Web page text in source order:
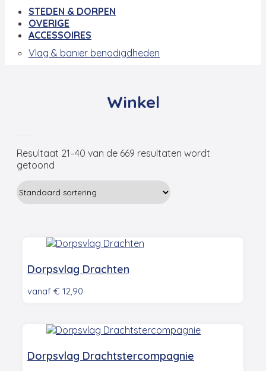
STEDEN & DORPEN
OVERIGE
ACCESSOIRES
Vlag & banier benodigdheden
Winkel
Resultaat 21–40 van de 669 resultaten wordt
getoond
Dorpsvlag Drachten
vanaf € 12,90
Dorpsvlag Drachtstercompagnie